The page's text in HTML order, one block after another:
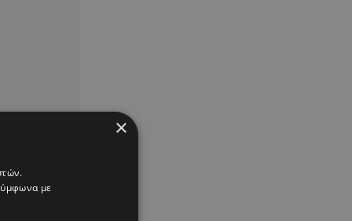
×
με